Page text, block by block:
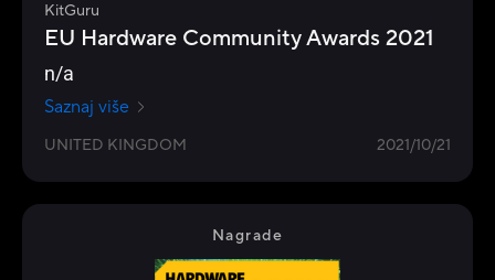
KitGuru
EU Hardware Community Awards 2021
n/a
Saznaj više
UNITED KINGDOM 2021/10/21
Nagrade